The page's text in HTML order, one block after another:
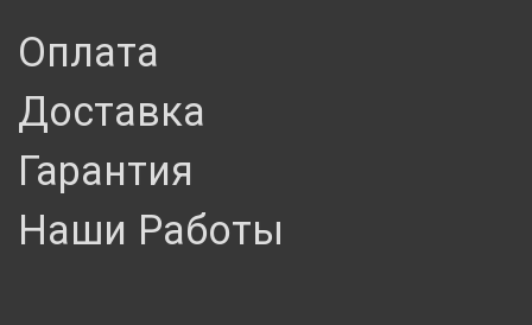
Оплата
Доставка
Гарантия
Наши Работы